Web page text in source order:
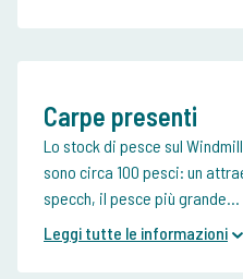
Carpe presenti
Lo stock di pesce sul
sono circa 100 pesci: un
specch, il pesce più grande...
Leggi tutte le informazioni